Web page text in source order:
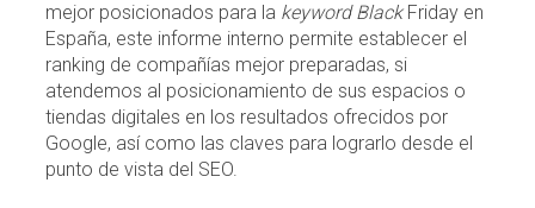
mejor posicionados para la keyword BlackFriday en
España, este informe interno permite establecer el
ranking de compañías mejor preparadas, si
atendemos al posicionamiento de sus espacios o
tiendas digitales en los resultados ofrecidos por
Google, así como las claves para lograrlo desde el
punto de vista del SEO.